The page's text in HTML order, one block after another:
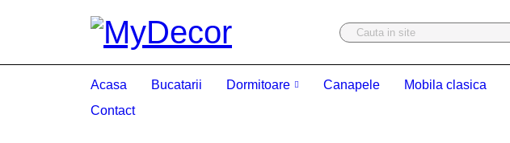
Acasa Bucatarii Dormitoare Canapele Mobila clasica
Contact